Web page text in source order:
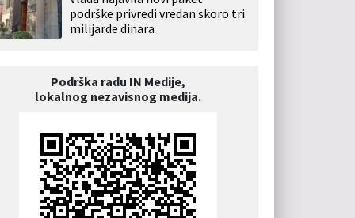
podrške privredi vredan skoro tri
milijarde dinara
Podrška radu IN Medije,
lokalnog nezavisnog medija.